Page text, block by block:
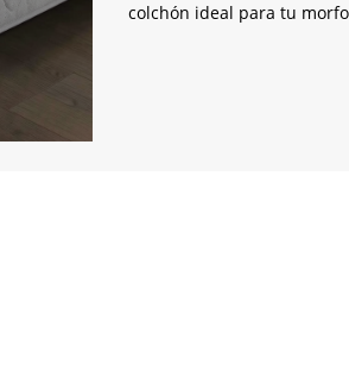
colchón ideal para tu